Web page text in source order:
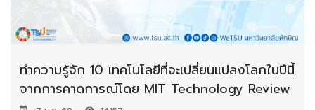
ทำความรู้จัก 10 เทคโนโลยีที่จะเปลี่ยนแปลงโลกในปีนี้
จากการคาดการณ์โดย MIT Technology Review